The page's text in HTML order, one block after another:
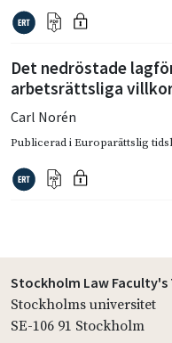
Det nedröstade
arbetsrättsliga
Carl Norén
Publicerad iEuroparättslig
Stockholm Law
Stockholms universitet
SE-106 91 Stockholm